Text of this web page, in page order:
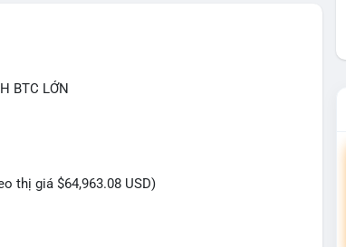
BTC LỚN
thị giá $64,963.08 USD)